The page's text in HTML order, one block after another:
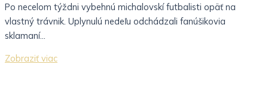
Po necelom týždni vybehnú michalovskí futbalisti opäť na
vlastný trávnik. Uplynulú nedeľu odchádzali fanúšikovia
sklamaní...
Zobraziť viac